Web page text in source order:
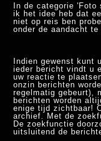
In de categorie
ik het idee heb dat
niet op reis ben
onder de aandacht te
Indien gewenst kunt
ieder bericht vindt u
uw reactie te
onzin berichten
regelmatig gebeurt),
berichten worden
enige tijd zichtbaar!
archief. Met de
De zoekfunctie
uitsluitend de